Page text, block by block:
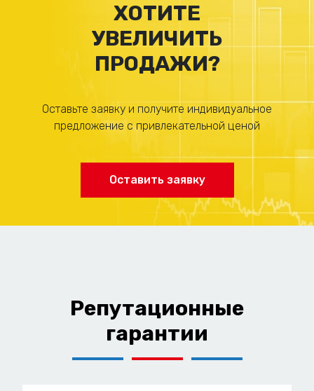
ХОТИТЕ
УВЕЛИЧИТЬ
ПРОДАЖИ?
Оставьте заявку и получите индивидуальное
предложение с привлекательной ценой
Оставить заявку
Репутационные
гарантии